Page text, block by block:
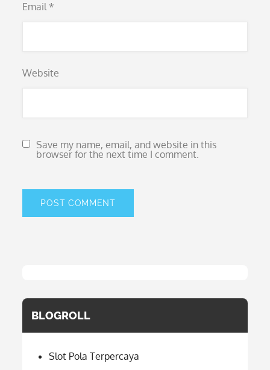
Email *
Website
Save my name, email, and website in this
browser for the next time I comment.
BLOGROLL
Slot Pola Terpercaya